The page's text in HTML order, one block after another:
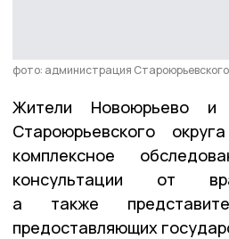
фото: администрация Староюрьевского
Жители Новоюрьево и
Староюрьевского
комплексное
консультации от
а также
предоставляющих